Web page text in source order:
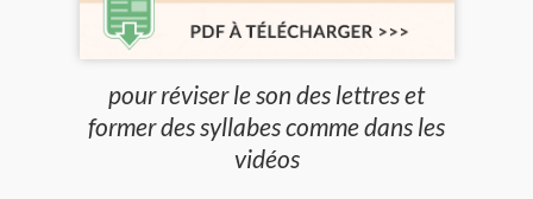
pour réviser le son des lettres et
former des syllabes comme dans les
vidéos